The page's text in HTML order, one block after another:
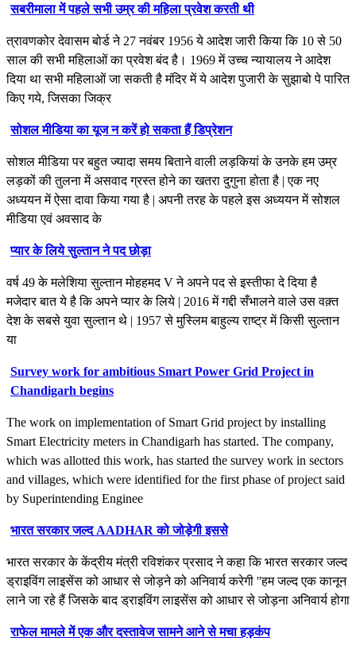
सबरीमाला में पहले सभी उम्र की महिला प्रवेश करती थी
त्रावणकोर देवासम बोर्ड ने 27 नवंबर 1956 ये आदेश जारी किया कि 10 से 50
साल की सभी महिलाओं का प्रवेश बंद है। 1969 में उच्च न्यायालय ने आदेश
दिया था सभी महिलाओं जा सकती है मंदिर में ये आदेश पुजारी के सुझाबो पे पारित
किए गये, जिसका जिक्र
सोशल मीडिया का यूज न करें हो सकता हैं डिप्रेशन
सोशल मीडिया पर बहुत ज्यादा समय बिताने वाली लड़कियां के उनके हम उम्र
लड़कों की तुलना में असवाद ग्रस्त होने का खतरा दुगुना होता है | एक नए
अध्ययन में ऐसा दावा किया गया है | अपनी तरह के पहले इस अध्ययन में सोशल
मीडिया एवं अवसाद के
प्यार के लिये सुल्तान ने पद छोड़ा
वर्ष 49 के मलेशिया सुल्तान मोहहमद V ने अपने पद से इस्तीफा दे दिया है
मजेदार बात ये है कि अपने प्यार के लिये | 2016 में गद्दी सँभालने वाले उस वक़्त
देश के सबसे युवा सुल्तान थे | 1957 से मुस्लिम बाहुल्य राष्ट्र में किसी सुल्तान
या
Survey work for ambitious Smart Power Grid Project in
Chandigarh begins
The work on implementation of Smart Grid project by installing
Smart Electricity meters in Chandigarh has started. The company,
which was allotted this work, has started the survey work in sectors
and villages, which were identified for the first phase of project said
by Superintending Enginee
भारत सरकार जल्द AADHAR को जोड़ेगी इससे
भारत सरकार के केंद्रीय मंत्री रविशंकर प्रसाद ने कहा कि भारत सरकार जल्द
ड्राइविंग लाइसेंस को आधार से जोड़ने को अनिवार्य करेगी ''हम जल्द एक कानून
लाने जा रहे हैं जिसके बाद ड्राइविंग लाइसेंस को आधार से जोड़ना अनिवार्य होगा
राफेल मामले में एक और दस्तावेज सामने आने से मचा हड़कंप